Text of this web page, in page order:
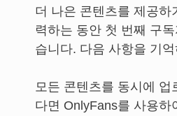
더 나은 콘텐츠를 제공하
력하는 동안 첫 번째 구
습니다. 다음 사항을 기
모든 콘텐츠를 동시에 업
다면 OnlyFans를 사용하